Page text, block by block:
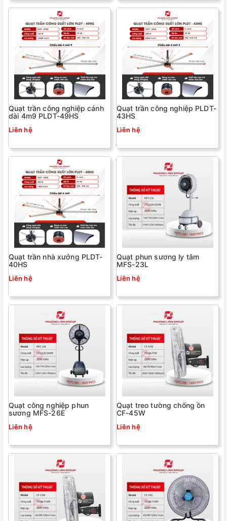
Quạt trần công nghiệp cánh
dài 4m9 PLDT-49HS
Liên hệ
Quạt trần công nghiệp PLDT-
43HS
Liên hệ
Quạt trần nhà xưởng PLDT-
40HS
Liên hệ
Quạt phun sương ly tâm
MFS-23L
Liên hệ
Quạt công nghiệp phun
sương MFS-26E
Liên hệ
Quạt treo tường chống ồn
CF-45W
Liên hệ